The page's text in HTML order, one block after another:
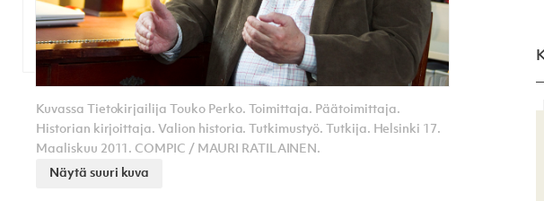
Kuvassa Tietokirjailija Touko Perko. Toimittaja. Päätoimittaja.
Historian kirjoittaja. Valion historia. Tutkimustyö. Tutkija. Helsinki 17.
Maaliskuu 2011. COMPIC / MAURI RATILAINEN.
Näytä suuri kuva